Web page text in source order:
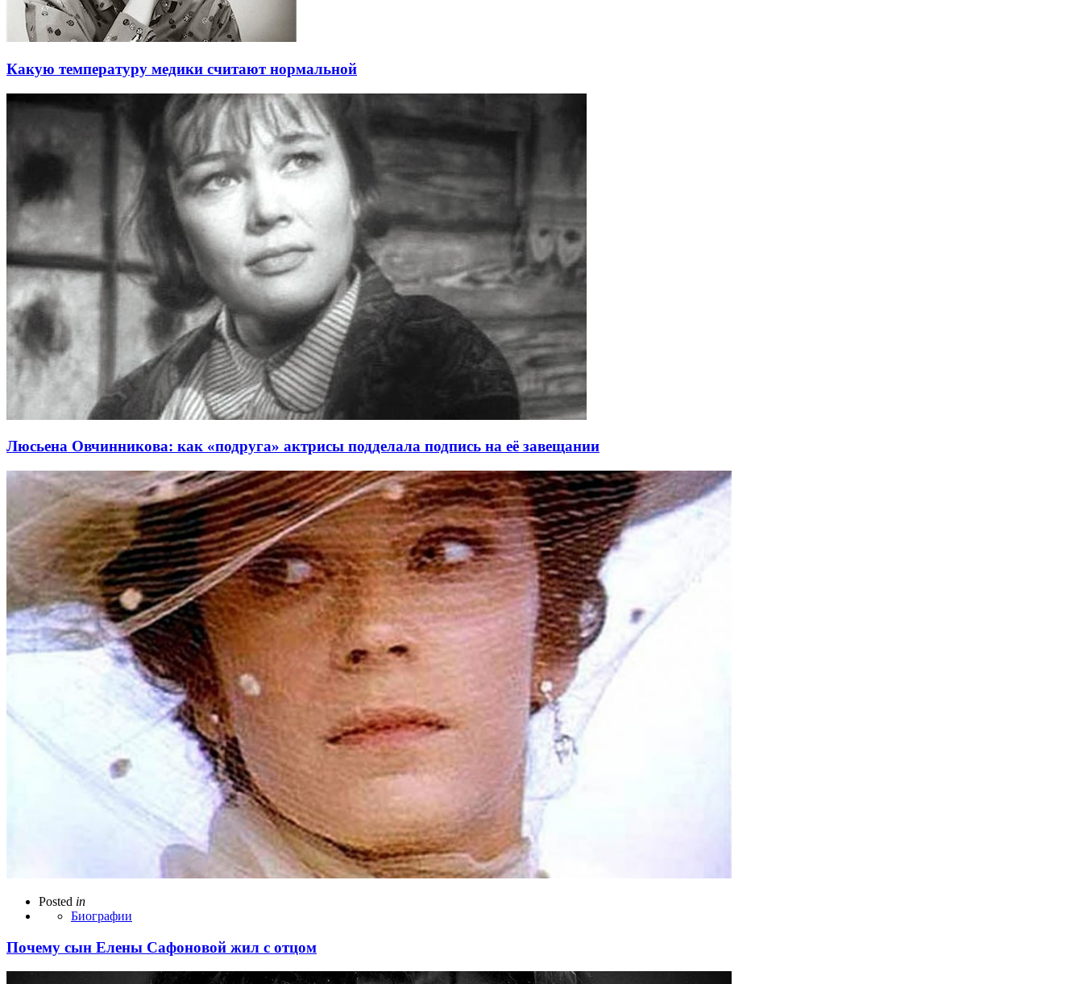
Какую температуру медики считают нормальной
Люсьена Овчинникова: как «подруга» актрисы подделала подпись на её завещании
Posted in
Биографии
Почему сын Елены Сафоновой жил с отцом